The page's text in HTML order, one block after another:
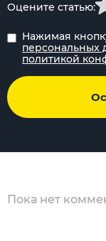
Нажимая
персональных
политикой
Оцените статью:
Пока нет